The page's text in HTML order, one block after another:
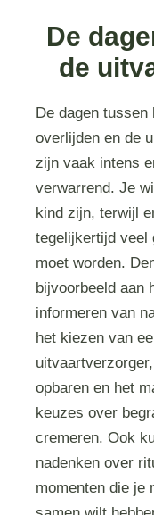
De
de
De dagen tussen
overlijden en de
zijn vaak intens
verwarrend. Je
kind zijn, terwijl
tegelijkertijd veel
moet worden.
bijvoorbeeld aan
informeren van
het kiezen van
opbaren en het
keuzes over
cremeren. Ook
nadenken over
momenten die je